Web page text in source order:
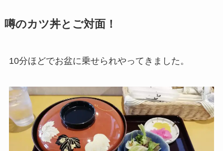
噂のカツ丼とご対面！
10分ほどでお盆に乗せられやってきました。